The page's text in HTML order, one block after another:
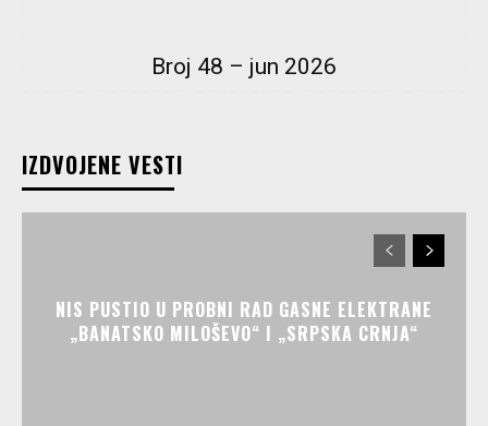
Broj 48 – jun 2026
IZDVOJENE VESTI
NIS PUSTIO U PROBNI RAD GASNE ELEKTRANE
„BANATSKO MILOŠEVO“ I „SRPSKA CRNJA“